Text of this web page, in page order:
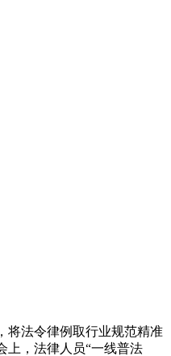
将法令律例取行业规范精准
上，法律人员“一线普法